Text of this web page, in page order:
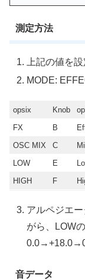
測定方法
上記の値を
MODE:
opsix Knob
FX
B
OSC MIX
C
LOW
E
HIGH
F
アルペジエ
がら、LOW
音データ